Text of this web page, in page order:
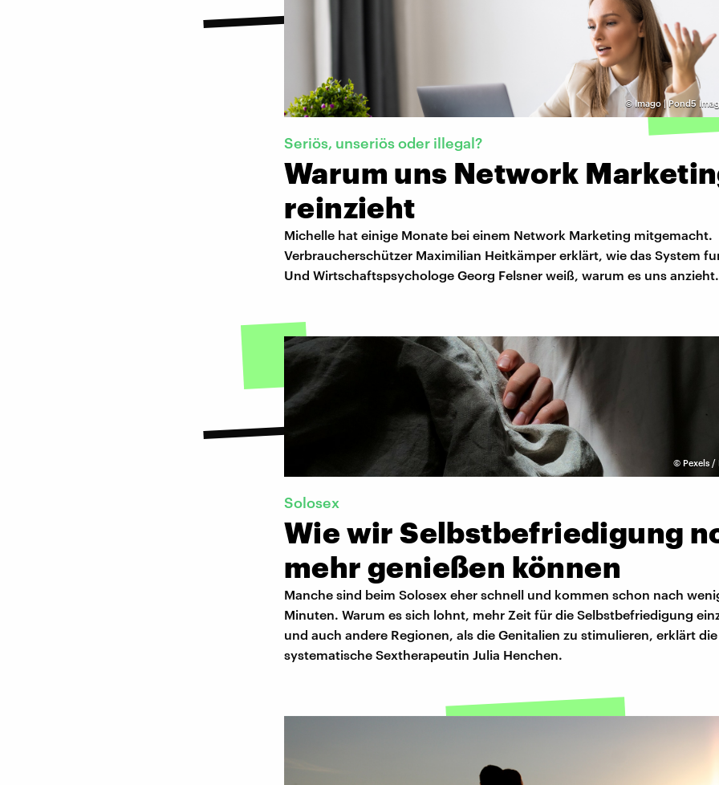
©Imago | Pond5
Seriös, unseriös oder illegal?
Warum uns Network
reinzieht
Michelle hat einige Monate bei einem Network Marketing mitgemacht.
Verbraucherschützer Maximilian Heitkämper erklärt, wie das System
Und Wirtschaftspsychologe Georg Felsner weiß, warum es uns anzieht.
© Pexels /
Solosex
Wie wir Selbstbefriedigung
mehr genießen können
Manche sind beim Solosex eher schnell und kommen schon nach
Minuten. Warum es sich lohnt, mehr Zeit für die Selbstbefriedigung
und auch andere Regionen, als die Genitalien zu stimulieren, erklärt die
systematische Sextherapeutin Julia Henchen.